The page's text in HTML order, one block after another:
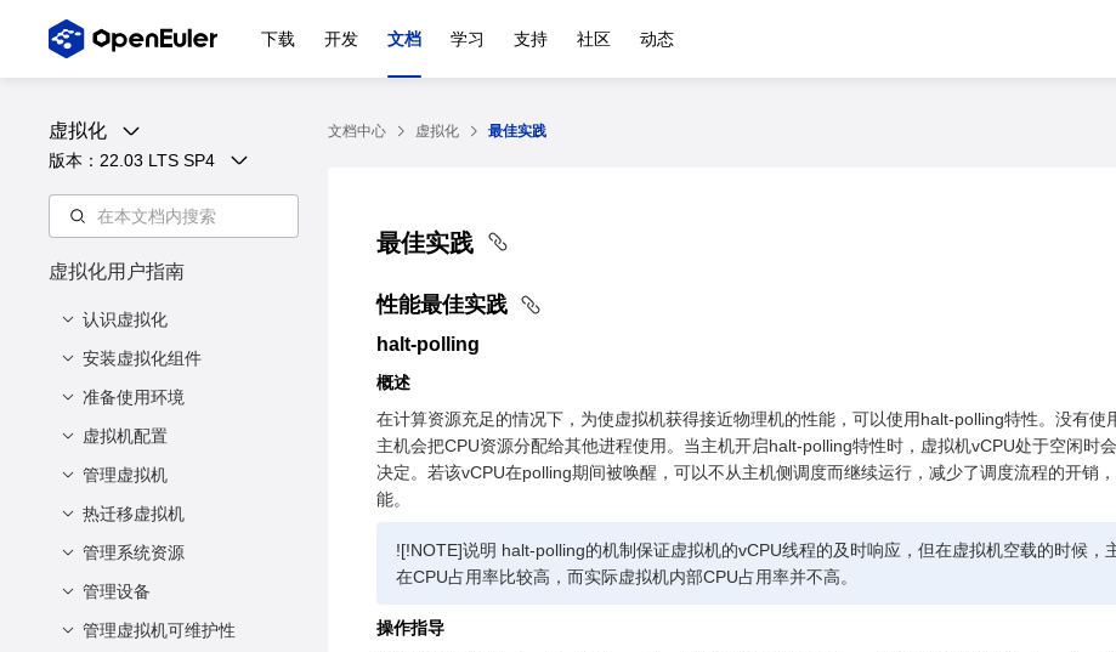
下载 开发 文档 学习 支持 社区 动态
虚拟化
版本： 22.03 LTS SP4
虚拟化用户指南
认识虚拟化
简介
虚拟化架构
虚拟化组件
虚拟化特点
虚拟化优势
openEuler虚拟化
安装虚拟化组件
最低硬件要求
安装虚拟化核心组件
准备使用环境
准备虚拟机镜像
准备虚拟机网络
准备引导固件
非root用户配置
虚拟机配置
总体介绍
虚拟机描述
虚拟CPU和虚拟内存
配置虚拟设备
体系架构相关配置
管理虚拟机
虚拟机生命周期
在线修改虚拟机配置
查询虚拟机信息
登录虚拟机
热迁移虚拟机
总体介绍
热迁移操作
管理系统资源
总体说明
管理虚拟CPU
管理设备
配置虚拟机PCIe控制器
管理虚拟机可维护性
文档中心 虚拟化 最佳实践
最佳实践
性能最佳实践
halt-polling
概述
在计算资源充足的情况下，为使虚拟机获得接近物理机的性能，可以使用halt-polling特性。没有使
主机会把CPU资源分配给其他进程使用。当主机开启halt-polling特性时，虚拟机vCPU处于空闲时
决定。若该vCPU在polling期间被唤醒，可以不从主机侧调度而继续运行，减少了调度流程的开销
能。
![!NOTE]说明 halt-polling的机制保证虚拟机的vCPU线程的及时响应，但在虚拟机空载的时候，
在CPU占用率比较高，而实际虚拟机内部CPU占用率并不高。
操作指导